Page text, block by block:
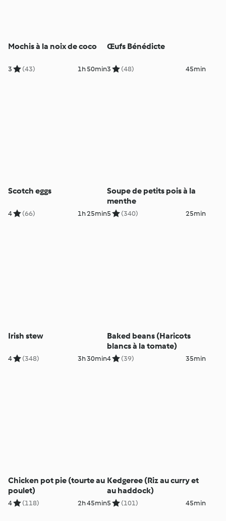
Mochis à la noix de coco
3 (43) 1h 50min
Œufs Bénédicte
3 (48) 45min
Scotch eggs
4 (66) 1h 25min
Soupe de petits pois à la
menthe
5 (340) 25min
Irish stew
4 (348) 3h 30min
Baked beans (Haricots
blancs à la tomate)
4 (39) 35min
Chicken pot pie (tourte au
poulet)
4 (118) 2h 45min
Kedgeree (Riz au curry et
au haddock)
5 (101) 45min